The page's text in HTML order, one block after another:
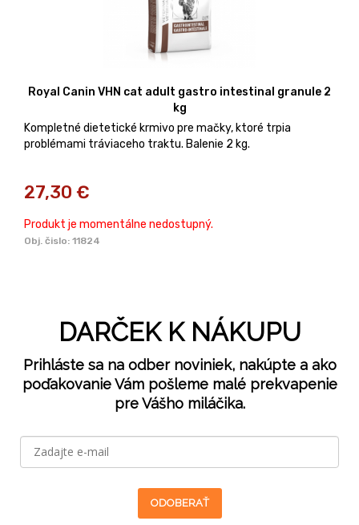
Royal Canin VHN cat adult gastro intestinal granule 2
kg
Kompletné dietetické krmivo pre mačky, ktoré trpia
problémami tráviaceho traktu. Balenie 2 kg.
27,30 €
Produkt je momentálne nedostupný.
Obj. čislo: 11824
DARČEK K NÁKUPU
Prihláste sa na odber noviniek, nakúpte a ako
poďakovanie Vám pošleme malé prekvapenie
pre Vášho miláčika.
ODOBERAŤ